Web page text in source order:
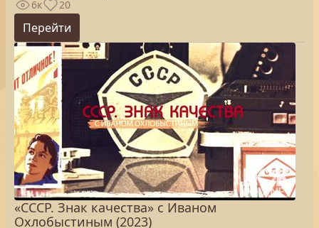
6к 20
Перейти
«СССР. Знак качества» с Иваном
Охлобыстиным (2023)